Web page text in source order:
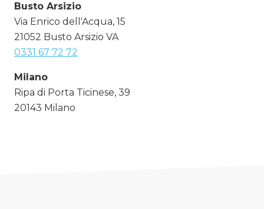
Busto Arsizio
Via Enrico dell'Acqua, 15
21052 Busto Arsizio VA
0331 67 72 72
Milano
Ripa di Porta Ticinese, 39
20143 Milano